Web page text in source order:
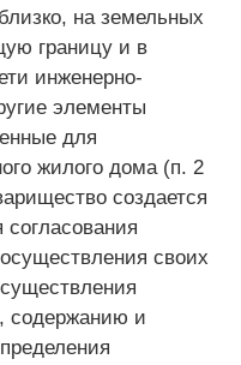
на земельных
границу и в
инженерно-
элементы
для
жилого дома (п. 2
создается
своих
содержанию и